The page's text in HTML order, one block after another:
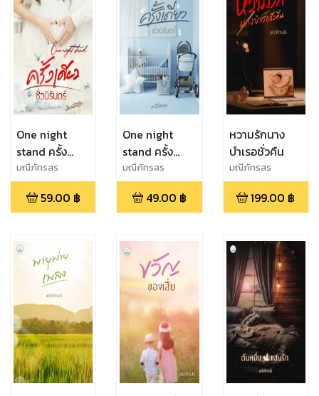
One night
stand ครั้ง
เดียวชั่วนิรันดร์
(เล่ม2)
มณีภัทรสร
59.00 ฿
One night
stand ครั้ง
เดียวชั่วนิรันดร์
(เล่ม3)
มณีภัทรสร
49.00 ฿
หวามรักนาง
บำเรอชั่วคืน
มณีภัทรสร
199.00 ฿